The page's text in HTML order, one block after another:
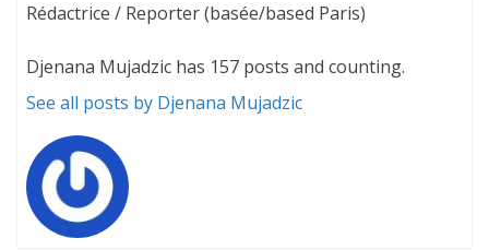
Rédactrice / Reporter (basée/based Paris)
Djenana Mujadzic has 157 posts and counting.
See all posts by Djenana Mujadzic